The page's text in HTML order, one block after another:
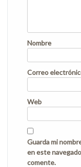
Nombre
Correo
Web
Guarda mi
en este
comente.